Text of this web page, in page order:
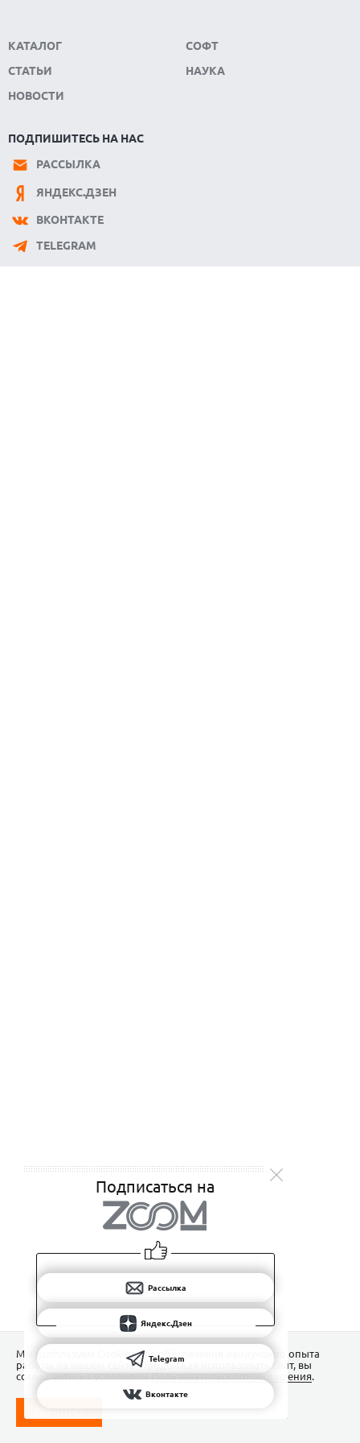
КАТАЛОГ
СТАТЬИ
НОВОСТИ
СОФТ
НАУКА
ПОДПИШИТЕСЬ НА НАС
РАССЫЛКА
ЯНДЕКС.ДЗЕН
ВКОНТАКТЕ
TELEGRAM
Подписаться на
Рассылка
Яндекс.Дзен
Telegram
Вконтакте
Мы используем Сookies для обеспечения наилучшего опыта
работы на нашем сайте. Продолжая использовать сайт, вы
соглашаетесь с условиямиПользовательского соглашения.
ПОНЯТНО